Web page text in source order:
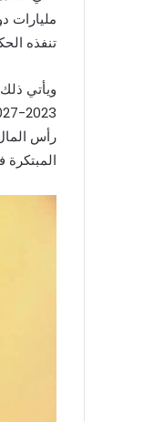
تنفذه الحكومة، و3 مليارات
ويأتي
رأس
المبتكرة